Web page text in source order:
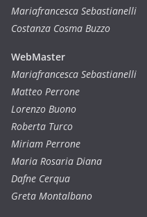
Mariafrancesca Sebastianelli
Costanza Cosma Buzzo
WebMaster
Mariafrancesca Sebastianelli
Matteo Perrone
Lorenzo Buono
Roberta Turco
Miriam Perrone
Maria Rosaria Diana
Dafne Cerqua
Greta Montalbano